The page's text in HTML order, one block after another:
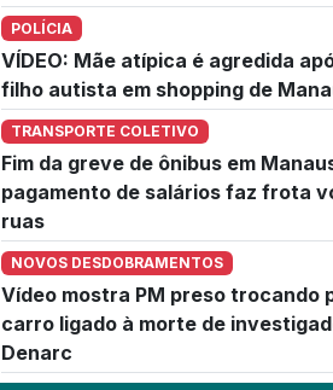
POLÍCIA
VÍDEO: Mãe atípica é agredida
filho autista em shopping de
TRANSPORTE COLETIVO
Fim da greve de ônibus em
pagamento de salários faz frota
ruas
NOVOS DESDOBRAMENTOS
Vídeo mostra PM preso trocando
carro ligado à morte de
Denarc